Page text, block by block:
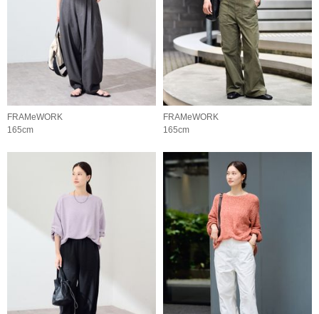
FRAMeWORK
165cm
FRAMeWORK
165cm